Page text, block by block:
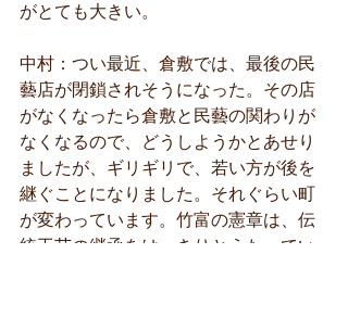
がとても大きい。
中村：つい最近、倉敷では、最後の民
藝店が閉鎖されそうになった。その店
がなくなったら倉敷と民藝の関わりが
なくなるので、どうしようかとあせり
ましたが、ギリギリで、若い方が後を
継ぐことになりました。それぐらい町
が変わっています。竹富の憲章は、伝
統工芸の継承をはっきりとうたってい